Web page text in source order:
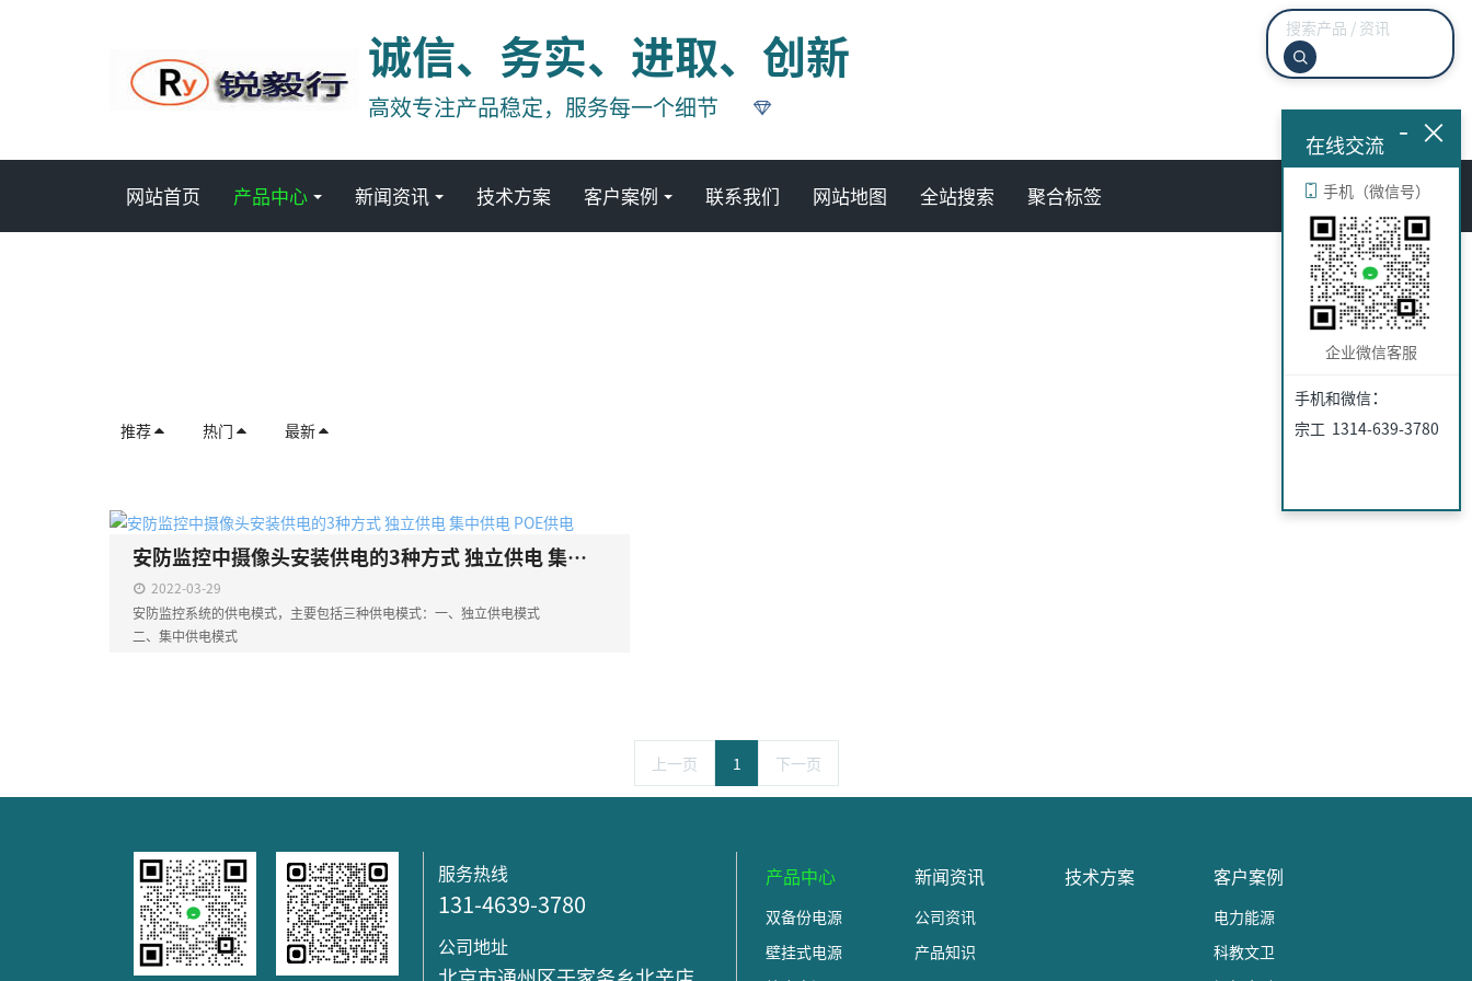
诚信、务实、进取、创新
高效专注产品稳定，服务每一个细节
网站首页 产品中心 新闻资讯 技术方案 客户案例 联系我们 网站地图 全站搜索 聚合标签
推荐 热门 最新
安防监控中摄像头安装供电的3种方式 独立供电 集中供电 POE供电
2022-03-29
安防监控系统的供电模式，主要包括三种供电模式：一、独立供电模式
二、集中供电模式
上一页 1 下一页
服务热线
131-4639-3780
公司地址
产品中心
双备份电源
壁挂式电源
新闻资讯
公司资讯
产品知识
技术方案 客户案例
电力能源
科教文卫
×
-
在线交流
手机（微信号）
企业微信客服
手机和微信：
宗工 1314-639-3780